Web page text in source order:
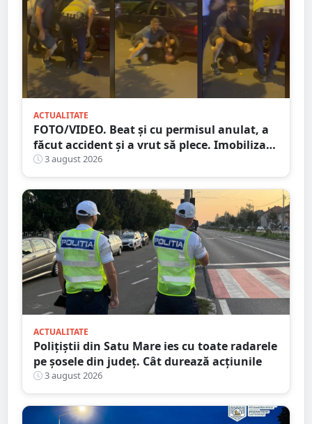
ACTUALITATE
FOTO/VIDEO. Beat și cu permisul anulat, a
făcut accident și a vrut să plece. Imobilizat
de trecători
3 august 2026
ACTUALITATE
Polițiștii din Satu Mare ies cu toate radarele
pe șosele din județ. Cât durează acțiunile
3 august 2026